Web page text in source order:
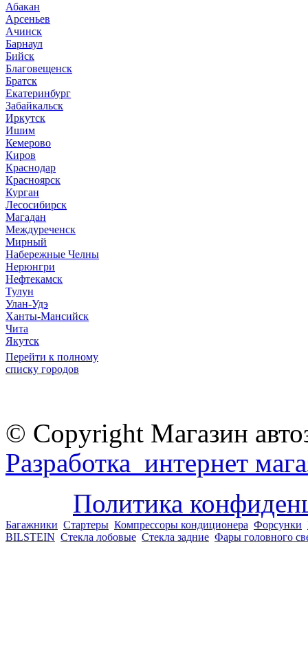
Абакан
Арсеньев
Ачинск
Барнаул
Бийск
Благовещенск
Братск
Екатеринбург
Забайкальск
Иркутск
Ишим
Кемерово
Киров
Краснодар
Красноярск
Курган
Лесосибирск
Магадан
Междуреченск
Мирный
Набережные Челны
Нерюнгри
Нефтекамск
Тулун
Улан-Удэ
Ханты-Мансийск
Чита
Якутск
Перейти к полному
списку городов
© Copyright Магазин
Разработка интернет
Политика
Багажники Стартеры Компрессоры кондиционера Форсунки
BILSTEIN Стекла лобовые Стекла задние Фары головного